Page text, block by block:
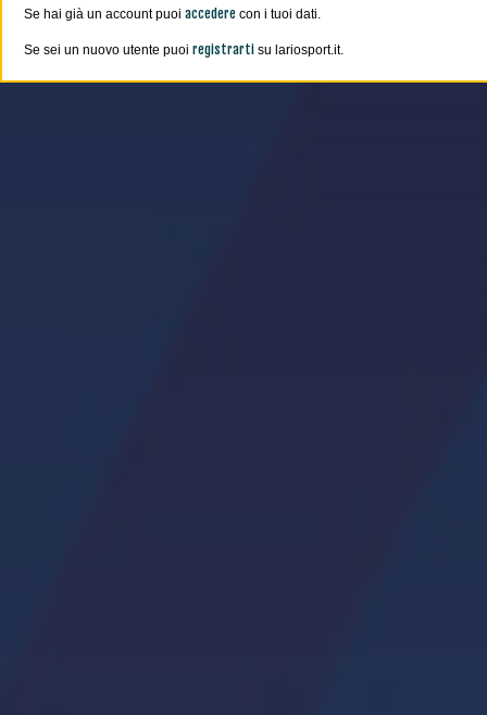
Se hai già un account puoi accedere con i tuoi dati.
Se sei un nuovo utente puoi registrarti su lariosport.it.